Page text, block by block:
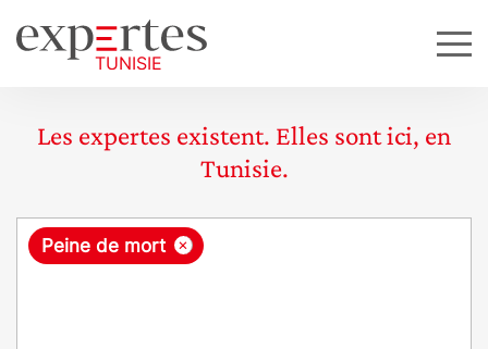
Les expertes existent. Elles sont ici, en
Tunisie.
R
×
Peine de mort